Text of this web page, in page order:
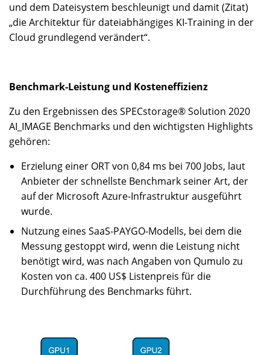
und dem Dateisystem beschleunigt und damit (Zitat)
„die Architektur für dateiabhängiges KI-Training in der
Cloud grundlegend verändert“.
Benchmark-Leistung und Kosteneffizienz
Zu den Ergebnissen des SPECstorage® Solution 2020
AI_IMAGE Benchmarks und den wichtigsten Highlights
gehören:
Erzielung einer ORT von 0,84 ms bei 700 Jobs, laut
Anbieter der schnellste Benchmark seiner Art, der
auf der Microsoft Azure-Infrastruktur ausgeführt
wurde.
Nutzung eines SaaS-PAYGO-Modells, bei dem die
Messung gestoppt wird, wenn die Leistung nicht
benötigt wird, was nach Angaben von Qumulo zu
Kosten von ca. 400 US$ Listenpreis für die
Durchführung des Benchmarks führt.